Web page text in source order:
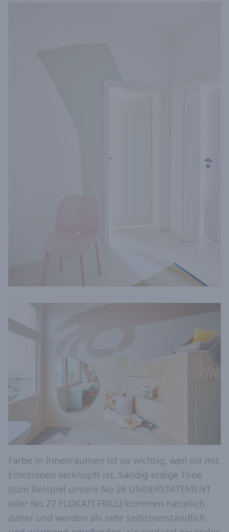
Farbe in Innenräumen ist so wichtig, weil sie mit
Emotionen verknüpft ist. Sandig erdige Töne
(zum Beispiel unsere No 26 UNDERSTATEMENT
oder No 27 FLOKATI FRILL) kommen natürlich
daher und werden als sehr selbstverständlich